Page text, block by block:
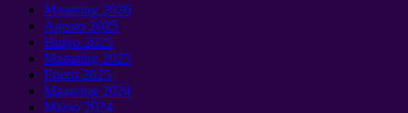
Maaaring 2026
Agosto 2025
Hulyo 2025
Maaaring 2025
Enero 2025
Maaaring 2024
Marso 2024